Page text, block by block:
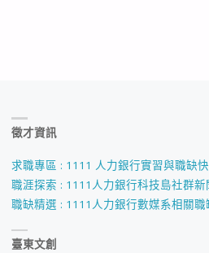
徵才資訊
求職專區 : 1111 人力銀行實習與職缺
職涯探索 : 1111人力銀行科技島社群新
職缺精選 : 1111人力銀行數媒系相關職
臺東文創